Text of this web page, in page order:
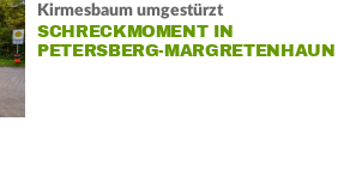
Kirmesbaum umgestürzt
SCHRECKMOMENT IN
PETERSBERG-MARGRETENHAUN